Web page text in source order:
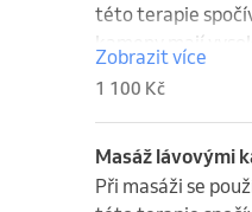
této terapie
kameny mají
staly jednou z
vlastnosti. Její
Účinky masáže:
Stimuluje krevní
Zobrazit více
1 100 Kč
Masáž lávovými
Při masáži se